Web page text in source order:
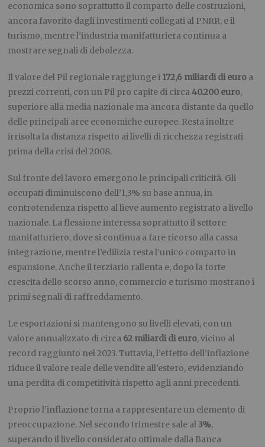
economica sono soprattutto il comparto delle costruzioni,
ancora favorito dagli investimenti collegati al PNRR, e il
turismo, mentre l’industria manifatturiera continua a
mostrare segnali di debolezza.
Il valore del Pil regionale raggiunge i 172,6 miliardi di euro a
prezzi correnti, con un Pil pro capite di circa40.200 euro,
superiore alla media nazionale ma ancora distante da quello
delle principali aree economiche europee. Resta inoltre
irrisolta la distanza rispetto ai livelli di ricchezza registrati
prima della crisi del 2008.
Sul fronte del lavoro emergono le principali criticità. Gli
occupati diminuiscono dell’1,3% su base annua, in
controtendenza rispetto al lieve aumento registrato a livello
nazionale. La flessione interessa soprattutto il settore
manifatturiero, dove si continua a fare ricorso alla cassa
integrazione, mentre l’edilizia resta l’unico comparto in
espansione. Anche il terziario rallenta e, dopo la forte
crescita dello scorso anno, commercio e turismo mostrano i
primi segnali di raffreddamento.
Le esportazioni si mantengono su livelli elevati, con un
valore annualizzato di circa 62 miliardi di euro, vicino al
record raggiunto nel 2023. Tuttavia, l’effetto dell’inflazione
riduce il valore reale delle vendite all’estero, evidenziando
una perdita di competitività rispetto agli anni precedenti.
Proprio l’inflazione torna a rappresentare un elemento di
preoccupazione. Nel secondo trimestre sale al 3%,
superando il livello considerato ottimale dalla Banca